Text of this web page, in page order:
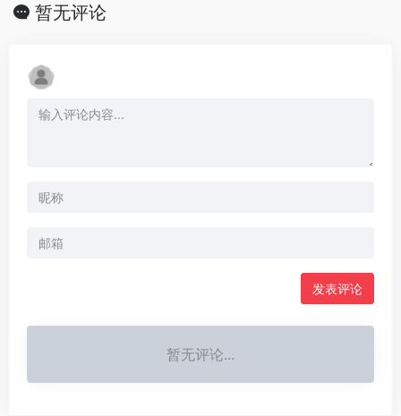
暂无评论
发表评论
暂无评论...